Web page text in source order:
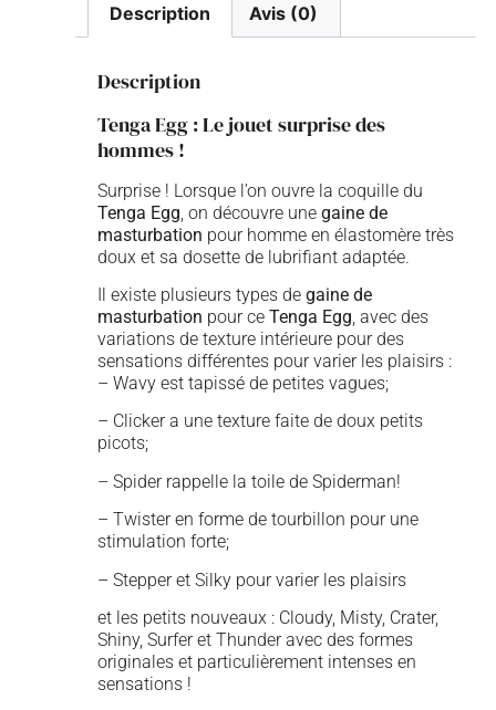
Description Avis (0)
Description
Tenga Egg : Le jouet surprise des
hommes !
Surprise ! Lorsque l’on ouvre la coquille du
Tenga Egg , on découvre une gaine de
masturbation pour homme en élastomère très
doux et sa dosette de lubrifiant adaptée.
Il existe plusieurs types de gaine de
masturbation pour ce Tenga Egg, avec des
variations de texture intérieure pour des
sensations différentes pour varier les plaisirs :
– Wavy est tapissé de petites vagues;
– Clicker a une texture faite de doux petits
picots;
– Spider rappelle la toile de Spiderman!
– Twister en forme de tourbillon pour une
stimulation forte;
– Stepper et Silky pour varier les plaisirs
et les petits nouveaux : Cloudy, Misty, Crater,
Shiny, Surfer et Thunder avec des formes
originales et particulièrement intenses en
sensations !